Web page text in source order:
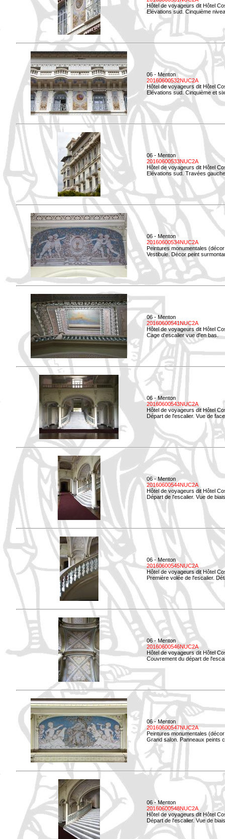
Hôtel de voyageurs dit Hôtel
Elévations sud. Cinquième
06 - Menton
20160600532NUC2A
Hôtel de voyageurs dit Hôtel
Elévations sud. Cinquième et
06 - Menton
20160600533NUC2A
Hôtel de voyageurs dit Hôtel
Elévations sud. Travées
06 - Menton
20160600534NUC2A
Peintures monumentales
Vestibule. Décor peint
06 - Menton
20160600541NUC2A
Hôtel de voyageurs dit Hôtel
Cage d'escalier vue d'en bas.
06 - Menton
20160600543NUC2A
Hôtel de voyageurs dit Hôtel
Départ de l'escalier. Vue de
06 - Menton
20160600544NUC2A
Hôtel de voyageurs dit Hôtel
Départ de l'escalier. Vue de
06 - Menton
20160600545NUC2A
Hôtel de voyageurs dit Hôtel
Première volée de l'escalier.
06 - Menton
20160600546NUC2A
Hôtel de voyageurs dit Hôtel
Couvrement du départ de
06 - Menton
20160600547NUC2A
Peintures monumentales
Grand salon. Panneaux peints
06 - Menton
20160600548NUC2A
Hôtel de voyageurs dit Hôtel
Départ de l'escalier. Vue de